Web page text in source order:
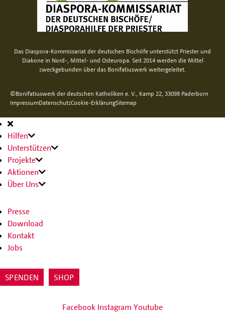
Das Diaspora-Kommissariat der deutschen Bischöfe unterstützt Priester und
Diakone in Nord-, Mittel- und Osteuropa. Seit 2014 werden die Mittel
zweckgebunden über das Bonifatiuswerk weitergeleitet.
©Bonifatiuswerk der deutschen Katholiken e. V., Kamp 22, 33098 Paderborn
ImpressumDatenschutzCookie-ErklärungSitemap
Hauptnavigation
Hilfen
Unterstützen
Projekte
Aktionen
Über Uns
Presse
Download
Kontakt
Jobs
SPENDEN SHOP
Facebook Instagram Youtube